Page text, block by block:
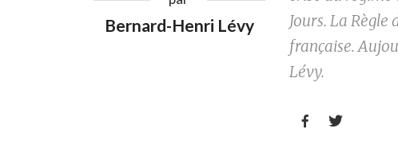
Bernard-Henri Lévy
Jours. La
française.
Lévy.
 